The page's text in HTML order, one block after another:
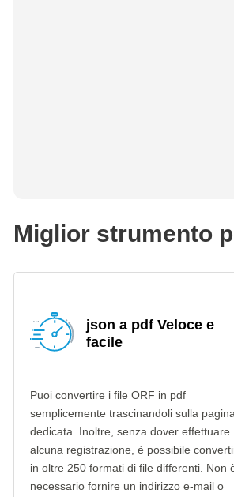
Miglior strumento
json a pdf Veloce e
facile
Puoi convertire i file ORF in pdf
semplicemente trascinandoli sulla pagina
dedicata. Inoltre, senza dover effettuare
alcuna registrazione, è possibile
in oltre 250 formati di file differenti. Non
necessario fornire un indirizzo e-mail o